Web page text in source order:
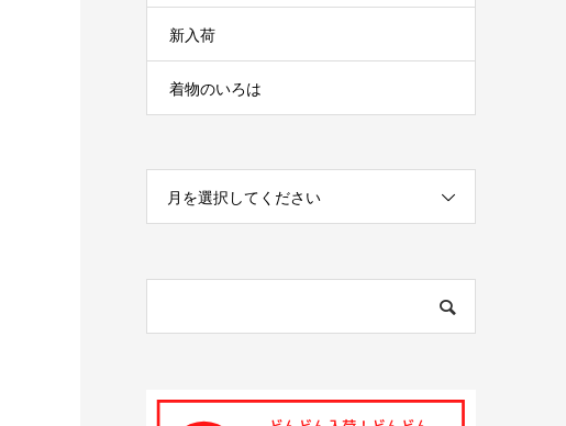
新入荷
着物のいろは
月を選択してください